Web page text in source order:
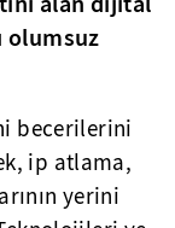
olumsuz
becerilerini
ip atlama,
yerini